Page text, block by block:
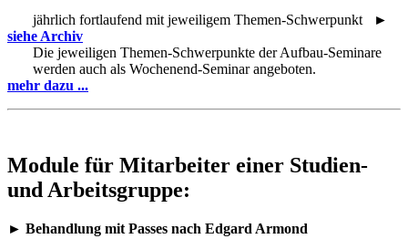
jährlich fortlaufend mit jeweiligem Themen-Schwerpunkt ►
siehe Archiv
Die jeweiligen Themen-Schwerpunkte der Aufbau-Seminare
werden auch als Wochenend-Seminar angeboten.
mehr dazu ...
Module für Mitarbeiter einer Studien-
und Arbeitsgruppe:
► Behandlung mit Passes nach Edgard Armond